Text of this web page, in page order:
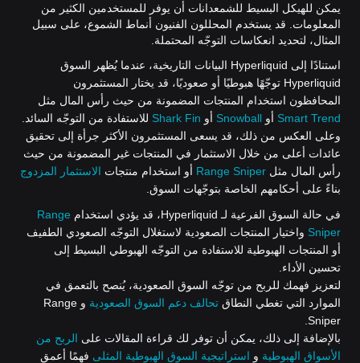
يمكن للهيكل البسيط للشمعدانات أن يوفر للمستخدمين الكثير من
المعلومات. قد يستخدم المحللون الفنيون أنماط الشموع، على سبيل
المثال، لتحديد انعكاسات التوجّه المحتملة.
استنادًا إلى Hyperliquid البيانات التاريخية، عندما يُظهر السوق
Hyperliquid توجّهًا هبوطيًا أو صعوديًا، قد يختار المستثمرون
المحافظون استخدام المنتجات المضمونة من حيث رأس المال مثل
Smart Trend أو Snowball أو Shark Fin للاستفادة من التوجّه السائد.
وعلى العكس من ذلك، قد يسعى المستثمرون الأكثر جرأة إلى تحقيق
عائدات أعلى من خلال الاستثمار في المنتجات غير المضمونة من حيث
رأس المال مثل Range Sniper أو استخدام منتجات الاستثمار المزدوج
بناءً على أحكامهم الخاصة بتوجّهات السوق.
في حالة السوق الفرعية لـ Hyperliquid، قد يؤدي استخدام
Range
Sniper واختيار المنتجات الصعودية لاستغلال التوجّه الصعودي الطفيف
أو المنتجات الهبوطية للاستفادة من التوجّه الهبوطي البسيط إلى
تحسين الأداء.
لتعزيز فهمك للربح من توجّه السوق الصعودية، يُنصح بالتعمق في
الموارد التي تغطي النطاق تحالف دعم السوق الصعودية
و Range
Sniper.
بالإضافة إلى ذلك، يمكن أن توفر لك قراءة المقالات على الربح من
الأسواق الهبوطية و استراتيجية السوق الهبوطية المثلى فهمًا أعمق